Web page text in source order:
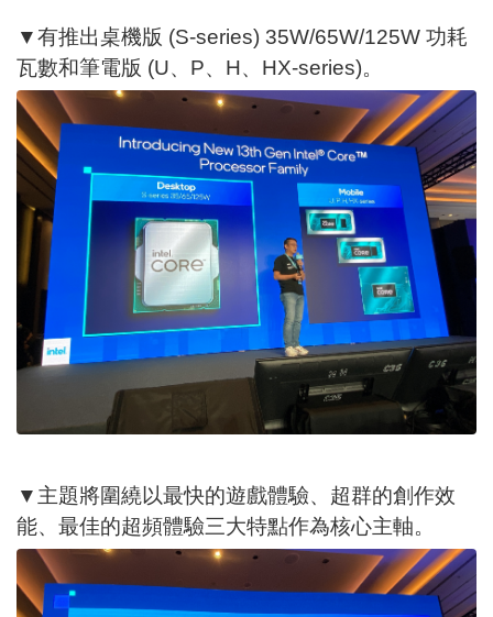
▼有推出桌機版 (S-series) 35W/65W/125W 功耗
瓦數和筆電版 (U、P、H、HX-series)。
▼主題將圍繞以最快的遊戲體驗、超群的創作效
能、最佳的超頻體驗三大特點作為核心主軸。